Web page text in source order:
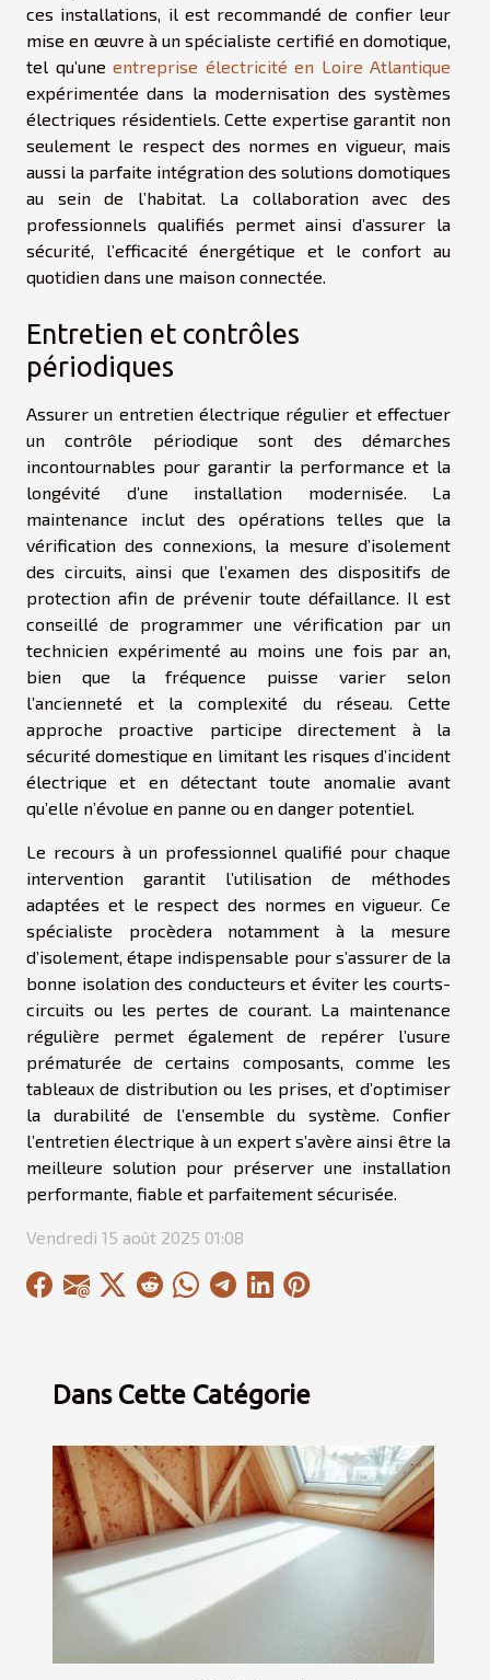
ces installations, il est recommandé de confier leur
mise en œuvre à un spécialiste certifié en domotique,
tel qu’une entreprise électricité en Loire Atlantique
expérimentée dans la modernisation des systèmes
électriques résidentiels. Cette expertise garantit non
seulement le respect des normes en vigueur, mais
aussi la parfaite intégration des solutions domotiques
au sein de l’habitat. La collaboration avec des
professionnels qualifiés permet ainsi d’assurer la
sécurité, l’efficacité énergétique et le confort au
quotidien dans une maison connectée.
Entretien et contrôles
périodiques
Assurer un entretien électrique régulier et effectuer
un contrôle périodique sont des démarches
incontournables pour garantir la performance et la
longévité d’une installation modernisée. La
maintenance inclut des opérations telles que la
vérification des connexions, la mesure d’isolement
des circuits, ainsi que l’examen des dispositifs de
protection afin de prévenir toute défaillance. Il est
conseillé de programmer une vérification par un
technicien expérimenté au moins une fois par an,
bien que la fréquence puisse varier selon
l’ancienneté et la complexité du réseau. Cette
approche proactive participe directement à la
sécurité domestique en limitant les risques d’incident
électrique et en détectant toute anomalie avant
qu’elle n’évolue en panne ou en danger potentiel.
Le recours à un professionnel qualifié pour chaque
intervention garantit l’utilisation de méthodes
adaptées et le respect des normes en vigueur. Ce
spécialiste procèdera notamment à la mesure
d’isolement, étape indispensable pour s’assurer de la
bonne isolation des conducteurs et éviter les courts-
circuits ou les pertes de courant. La maintenance
régulière permet également de repérer l’usure
prématurée de certains composants, comme les
tableaux de distribution ou les prises, et d’optimiser
la durabilité de l’ensemble du système. Confier
l’entretien électrique à un expert s’avère ainsi être la
meilleure solution pour préserver une installation
performante, fiable et parfaitement sécurisée.
Vendredi 15 août 2025 01:08
Dans Cette Catégorie